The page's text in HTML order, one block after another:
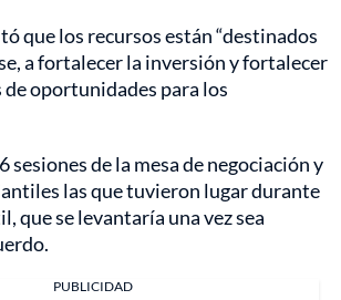
que los recursos están “destinados
a fortalecer la inversión y fortalecer
oportunidades para los
sesiones de la mesa de negociación y
las que tuvieron lugar durante
que se levantaría una vez sea
PUBLICIDAD